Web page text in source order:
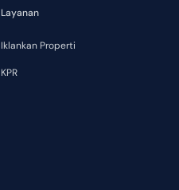
Layanan
Iklankan Properti
KPR